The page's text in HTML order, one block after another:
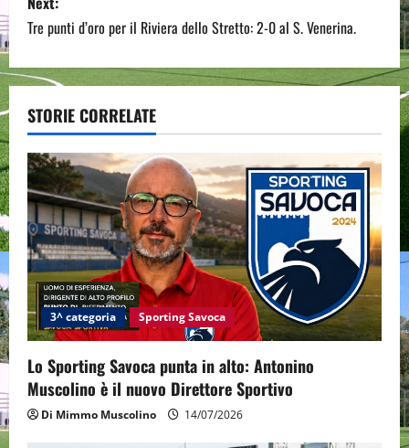
t
n
a
v
i
g
a
t
i
o
n
Tre punti d’oro per il Riviera dello Stretto: 2-0 al S. Venerina.
STORIE CORRELATE
3^ categoria Sporting Savoca
Lo Sporting Savoca punta in alto: Antonino
Muscolino è il nuovo Direttore Sportivo
Di Mimmo Muscolino 14/07/2026